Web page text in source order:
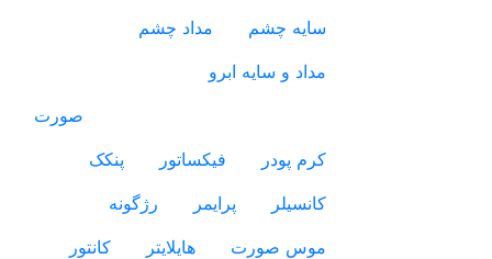
سایه چشم
مداد چشم
مداد و سایه ابرو
صورت
کرم پودر
فیکساتور
پنکک
کانسیلر
پرایمر
رژگونه
موس صورت
هایلایتر
کانتور